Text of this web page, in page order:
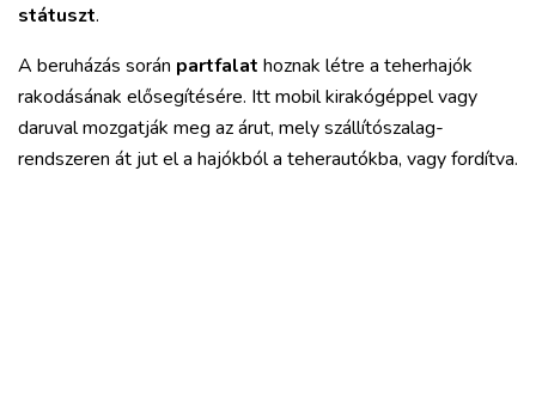
státuszt.
A beruházás során partfalat hoznak létre a teherhajók
rakodásának elősegítésére. Itt mobil kirakógéppel vagy
daruval mozgatják meg az árut, mely szállítószalag-
rendszeren át jut el a hajókból a teherautókba, vagy fordítva.